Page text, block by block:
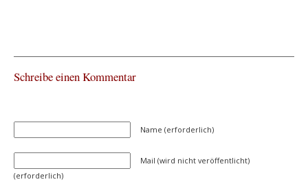
Schreibe einen Kommentar
Name (erforderlich)
Mail (wird nicht veröffentlicht)
(erforderlich)